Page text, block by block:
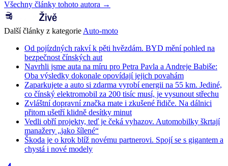
Všechny články tohoto autora →
Další články z kategorie Auto-moto
Od pojízdných rakví k pěti hvězdám. BYD mění pohled na
bezpečnost čínských aut
Navrhli jsme auta na míru pro Petra Pavla a Andreje Babiše:
Oba výsledky dokonale opovídají jejich povahám
Zaparkujete a auto si zdarma vyrobí energii na 55 km. Jediné,
co čínský elektromobil za 200 tisíc musí, je vysunout střechu
Zvláštní dopravní značka mate i zkušené řidiče. Na dálnici
přitom ušetří klidně desítky minut
Vedli obří projekty, teď je čeká vyhazov. Automobilky škrtají
manažery „jako šílené“
Škoda je o krok blíž novému partnerovi. Spojí se s gigantem a
chystá i nové modely